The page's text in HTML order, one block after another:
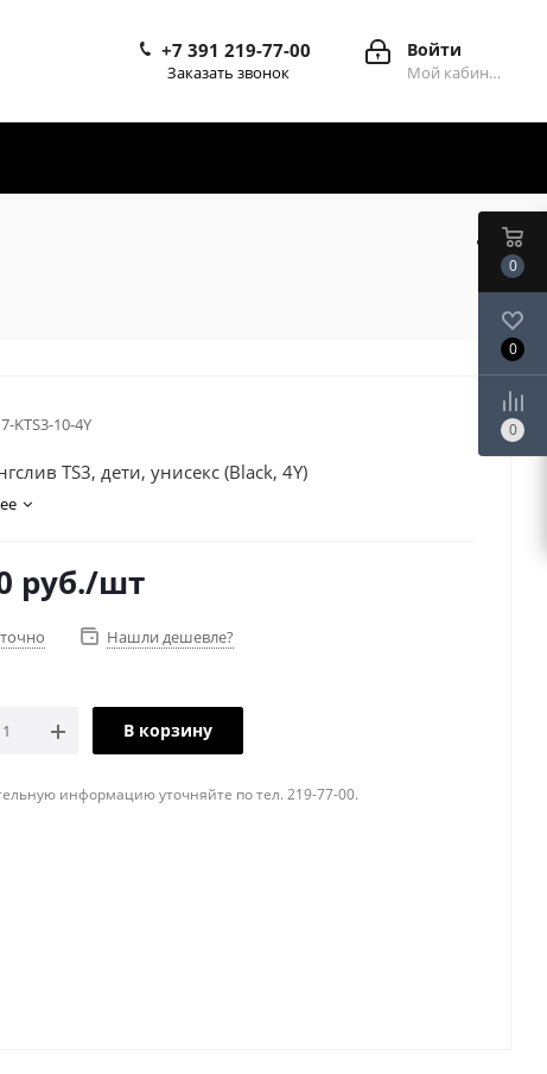
Войти
Мой кабинет
+7 391 219-77-00
Заказать звонок
7-KTS3-10-4Y
TS3, дети, унисекс (Black, 4Y)
руб./шт
Нашли дешевле?
В корзину
информацию уточняйте по тел. 219-77-00.
0
0
0